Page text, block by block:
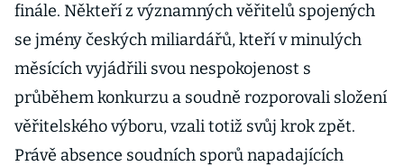
finále. Někteří z významných věřitelů spojených
se jmény českých miliardářů, kteří v minulých
měsících vyjádřili svou nespokojenost s
průběhem konkurzu a soudně rozporovali složení
věřitelského výboru, vzali totiž svůj krok zpět.
Právě absence soudních sporů napadajících